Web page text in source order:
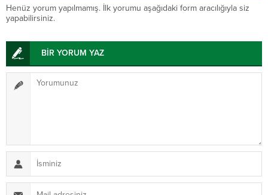
Henüz yorum yapılmamış. İlk yorumu aşağıdaki form aracılığıyla siz
yapabilirsiniz.
BİR YORUM YAZ